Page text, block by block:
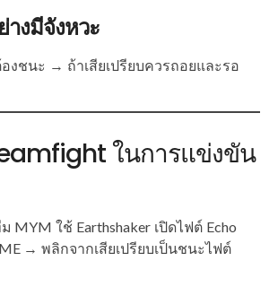
างมีจังหวะ
งชนะ → ถ้าเสียเปรียบควรถอยและรอ
ในการแข่งขัน
MYM ใช้ Earthshaker เปิดไฟต์ Echo
→ พลิกจากเสียเปรียบเป็นชนะไฟต์